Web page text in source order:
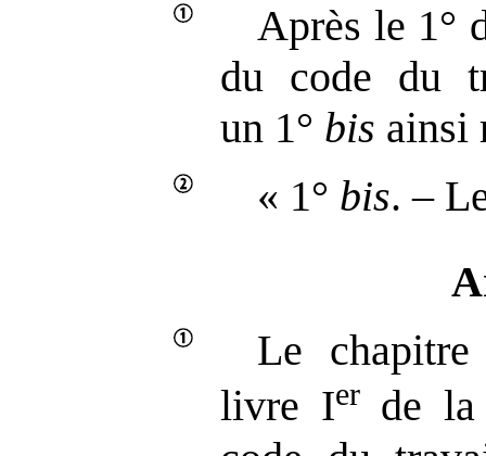
Après le 1°
du code du
un 1° bis ainsi
« 1° bis. –
Le
livre Ierde la